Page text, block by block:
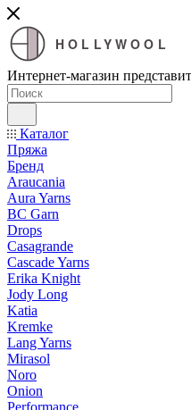
HOLLYWOOL
Интернет-магазин
Каталог
Пряжа
Бренд
Araucania
Aura Yarns
BC Garn
Drops
Casagrande
Cascade Yarns
Erika Knight
Jody Long
Katia
Kremke
Lang Yarns
Mirasol
Noro
Onion
Performance